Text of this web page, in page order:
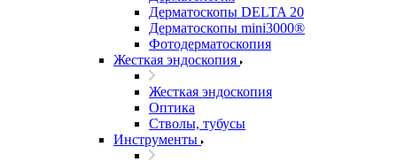
Дерматоскопы DELTA 20
Дерматоскопы mini3000®
Фотодерматоскопия
Жесткая эндоскопия
Жесткая эндоскопия
Оптика
Стволы, тубусы
Инструменты